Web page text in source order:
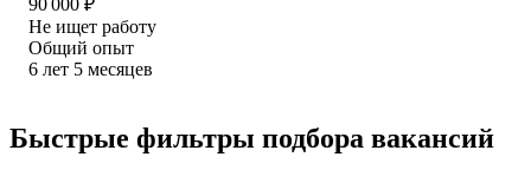
Не ищет работу
Общий опыт
6 лет 5 месяцев
Быстрые фильтры подбора вакансий